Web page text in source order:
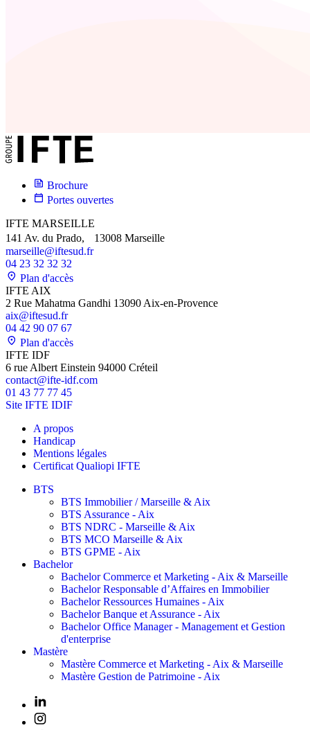
Brochure
Portes ouvertes
IFTE MARSEILLE
141 Av. du Prado, 13008 Marseille
marseille@iftesud.fr
04 23 32 32 32
Plan d'accès
IFTE AIX
2 Rue Mahatma Gandhi 13090 Aix-en-Provence
aix@iftesud.fr
04 42 90 07 67
Plan d'accès
IFTE IDF
6 rue Albert Einstein 94000 Créteil
contact@ifte-idf.com
01 43 77 77 45
Site IFTE IDIF
A propos
Handicap
Mentions légales
Certificat Qualiopi IFTE
BTS
BTS Immobilier / Marseille & Aix
BTS Assurance - Aix
BTS NDRC - Marseille & Aix
BTS MCO Marseille & Aix
BTS GPME - Aix
Bachelor
Bachelor Commerce et Marketing - Aix & Marseille
Bachelor Responsable d’Affaires en Immobilier
Bachelor Ressources Humaines - Aix
Bachelor Banque et Assurance - Aix
Bachelor Office Manager - Management et Gestion
d'enterprise
Mastère
Mastère Commerce et Marketing - Aix & Marseille
Mastère Gestion de Patrimoine - Aix